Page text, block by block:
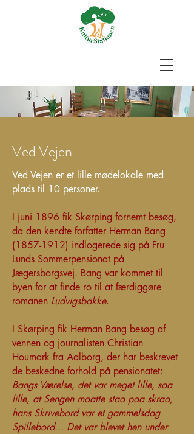
Ved Vejen
Ved Vejen er et lille mødelokale med
plads til 10 personer.
I juni 1896 fik Skørping fornemt besøg,
da den kendte forfatter Herman Bang
(1857-1912) indlogerede sig på Fru
Lunds Sommerpensionat på
Jægersborgsvej. Bang var kommet til
byen for at finde ro til at færdiggøre
romanen Ludvigsbakke.
I Skørping fik Herman Bang besøg af
vennen og journalisten Christian
Houmark fra Aalborg, der har beskrevet
de beskedne forhold på pensionatet:
Bangs Værelse, det var meget lille, saa
lille, at Sengen maatte staa paa skraa,
hans Skrivebord var et gammelsdag
Spillebord... Det var blevet hen under